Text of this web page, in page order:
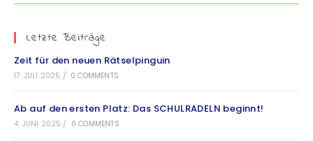
Letzte Beiträge
Zeit für den neuen Rätselpinguin
17. JULI 2025 / 0 COMMENTS
Ab auf den ersten Platz: Das SCHULRADELN beginnt!
4. JUNI 2025 / 0 COMMENTS